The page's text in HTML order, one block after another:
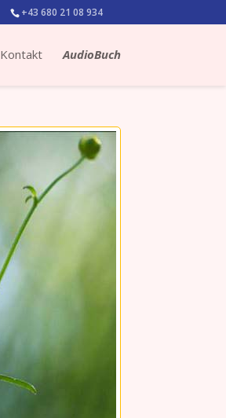
+43 680 21 08 934
Kontakt AudioBuch